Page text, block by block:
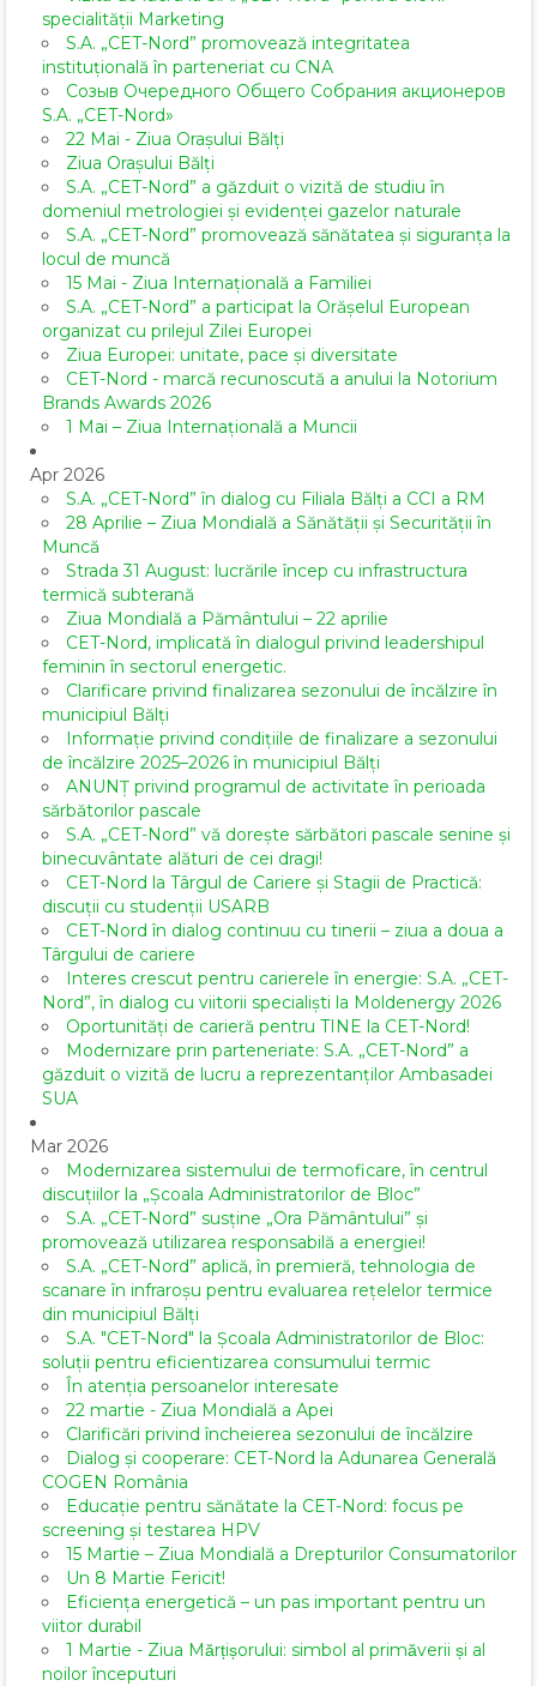
specialității Marketing
S.A. „CET-Nord” promovează integritatea
instituțională în parteneriat cu CNA
Созыв Очередного Общего Собрания акционеров
S.A. „CET-Nord»
22 Mai - Ziua Orașului Bălți
Ziua Orașului Bălți
S.A. „CET-Nord” a găzduit o vizită de studiu în
domeniul metrologiei și evidenței gazelor naturale
S.A. „CET-Nord” promovează sănătatea și siguranța la
locul de muncă
15 Mai - Ziua Internațională a Familiei
S.A. „CET-Nord” a participat la Orășelul European
organizat cu prilejul Zilei Europei
Ziua Europei: unitate, pace și diversitate
CET-Nord - marcă recunoscută a anului la Notorium
Brands Awards 2026
1 Mai – Ziua Internațională a Muncii
Apr 2026
S.A. „CET-Nord” în dialog cu Filiala Bălți a CCI a RM
28 Aprilie – Ziua Mondială a Sănătății și Securității în
Muncă
Strada 31 August: lucrările încep cu infrastructura
termică subterană
Ziua Mondială a Pământului – 22 aprilie
CET-Nord, implicată în dialogul privind leadershipul
feminin în sectorul energetic.
Clarificare privind finalizarea sezonului de încălzire în
municipiul Bălți
Informație privind condițiile de finalizare a sezonului
de încălzire 2025–2026 în municipiul Bălți
ANUNȚ privind programul de activitate în perioada
sărbătorilor pascale
S.A. „CET-Nord” vă dorește sărbători pascale senine și
binecuvântate alături de cei dragi!
CET-Nord la Târgul de Cariere și Stagii de Practică:
discuții cu studenții USARB
CET-Nord în dialog continuu cu tinerii – ziua a doua a
Târgului de cariere
Interes crescut pentru carierele în energie: S.A. „CET-
Nord”, în dialog cu viitorii specialiști la Moldenergy 2026
Oportunități de carieră pentru TINE la CET-Nord!
Modernizare prin parteneriate: S.A. „CET-Nord” a
găzduit o vizită de lucru a reprezentanților Ambasadei
SUA
Mar 2026
Modernizarea sistemului de termoficare, în centrul
discuțiilor la „Școala Administratorilor de Bloc”
S.A. „CET-Nord” susține „Ora Pământului” și
promovează utilizarea responsabilă a energiei!
S.A. „CET-Nord” aplică, în premieră, tehnologia de
scanare în infraroșu pentru evaluarea rețelelor termice
din municipiul Bălți
S.A. "CET-Nord" la Școala Administratorilor de Bloc:
soluții pentru eficientizarea consumului termic
În atenția persoanelor interesate
22 martie - Ziua Mondială a Apei
Clarificări privind încheierea sezonului de încălzire
Dialog și cooperare: CET-Nord la Adunarea Generală
COGEN România
Educație pentru sănătate la CET-Nord: focus pe
screening și testarea HPV
15 Martie – Ziua Mondială a Drepturilor Consumatorilor
Un 8 Martie Fericit!
Eficiența energetică – un pas important pentru un
viitor durabil
1 Martie - Ziua Mărțișorului: simbol al primăverii și al
noilor începuturi